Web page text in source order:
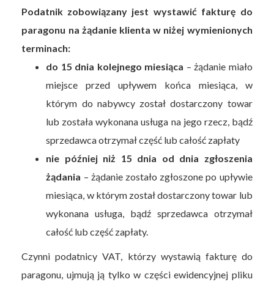
Podatnik zobowiązany jest wystawić fakturę do
paragonu na żądanie klienta w niżej wymienionych
terminach:
do 15 dnia kolejnego miesiąca – żądanie miało
miejsce przed upływem końca miesiąca, w
którym do nabywcy został dostarczony towar
lub została wykonana usługa na jego rzecz, bądź
sprzedawca otrzymał część lub całość zapłaty
nie później niż 15 dnia od dnia zgłoszenia
żądania – żądanie zostało zgłoszone po upływie
miesiąca, w którym został dostarczony towar lub
wykonana usługa, bądź sprzedawca otrzymał
całość lub część zapłaty.
Czynni podatnicy VAT, którzy wystawią fakturę do
paragonu, ujmują ją tylko w części ewidencyjnej pliku